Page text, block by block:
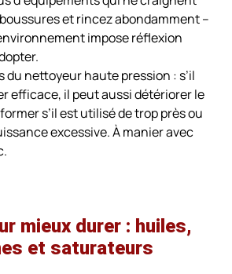
et rincez abondamment –
impose réflexion
du nettoyeur haute pression : s’il
efficace, il peut aussi détériorer le
s’il est utilisé de trop près ou
excessive. À manier avec
mieux durer : huiles,
et saturateurs